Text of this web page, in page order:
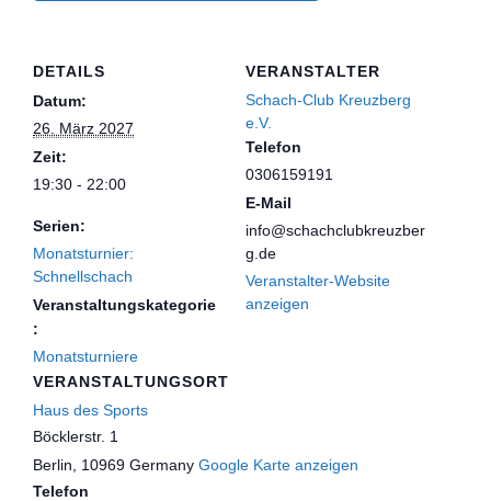
DETAILS
Datum:
26. März 2027
Zeit:
19:30 - 22:00
Serien:
Monatsturnier:
Schnellschach
Veranstaltungskategorie
:
Monatsturniere
VERANSTALTUNGSORT
Haus des Sports
Böcklerstr. 1
Berlin
10969 Germany Google Karte anzeigen
Telefon
VERANSTALTER
Schach-Club Kreuzberg
e.V.
Telefon
0306159191
E-Mail
info@schachclubkreuzber
g.de
Veranstalter-Website
anzeigen